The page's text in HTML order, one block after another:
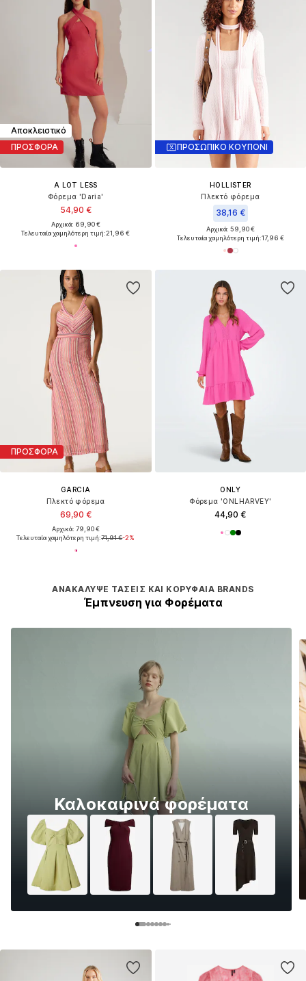
Αποκλειστικό
ΠΡΟΣΦΟΡΑ
A LOT LESS
Φόρεμα 'Daria'
54,90 €
Αρχικά: 69,90 €
Τελευταία χαμηλότερη τιμή:21,96 €
ΠΡΟΣΩΠΙΚΟ ΚΟΥΠΟΝΙ
HOLLISTER
Πλεκτό φόρεμα
38,16 €
Αρχικά: 59,90 €
Τελευταία χαμηλότερη τιμή:17,96 €
ΠΡΟΣΦΟΡΑ
GARCIA
Πλεκτό φόρεμα
69,90 €
Αρχικά: 79,90 €
Τελευταία χαμηλότερη τιμή:71,91 €-2%
ONLY
Φόρεμα 'ONLHARVEY'
44,90 €
ΑΝΑΚΆΛΥΨΕ ΤΆΣΕΙΣ ΚΑΙ ΚΟΡΥΦΑΊΑ BRANDS
Έμπνευση για Φορέματα
Καλοκαιρινά φορέματα